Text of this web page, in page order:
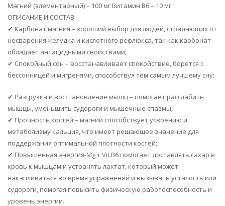
Магний (элементарный) – 100 мг Витамин В6 – 10 мг
ОПИСАНИЕ И СОСТАВ
✔ Карбонат магния – хороший выбор для людей, страдающих от
несварения желудка и кислотного рефлюкса, так как карбонат
обладает антацидными свойствами;
✔ Спокойный сон – восстанавливает спокойствие, борется с
бессонницей и мигренями, способствуя тем самым лучшему сну;
✔ Разгрузка и восстановление мышц – помогает расслабить
мышцы, уменьшить судороги и мышечные спазмы;
✔ Прочность костей – магний способствует усвоению и
метаболизму кальция, что имеет решающее значение для
поддержания оптимальной плотности костей;
✔ Повышенная энергия-Mg + Vit.B6 помогает доставлять сахар в
кровь к мышцам и устранять лактат, который может
накапливаться во время упражнений и вызывать усталость или
судороги, помогая повысить физическую работоспособность и
уровень энергии.